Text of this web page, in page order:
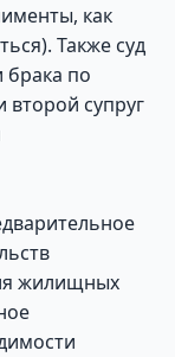
как
Также суд
брака по
второй супруг
жилищных